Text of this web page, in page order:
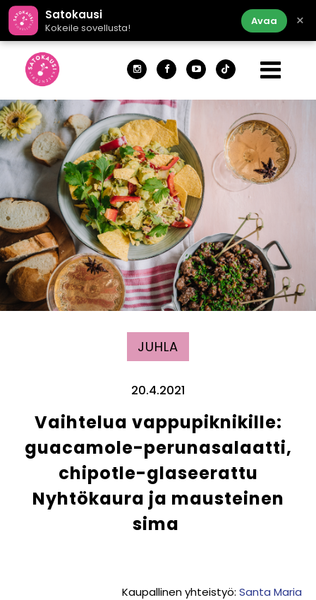
Satokausi
Kokeile sovellusta!
Avaa ×
JUHLA
20.4.2021
Vaihtelua vappupiknikille:
guacamole-perunasalaatti,
chipotle-glaseerattu
Nyhtökaura ja mausteinen
sima
Kaupallinen yhteistyö: Santa Maria